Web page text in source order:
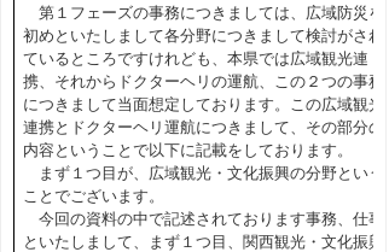
第１フェーズの事務につきましては、広域防災を
初めといたしまして各分野につきまして検討がされ
ているところですけれども、本県では広域観光連
携、それからドクターヘリの運航、この２つの事務
につきまして当面想定しております。この広域観光
連携とドクターヘリ運航につきまして、その部分の
内容ということで以下に記載をしております。
まず１つ目が、広域観光・文化振興の分野という
ことでございます。
今回の資料の中で記述されております事務、仕事
といたしまして、まず１つ目、関西観光・文化振興